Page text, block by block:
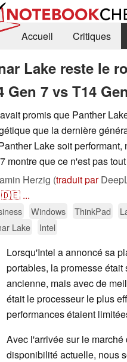
Accueil
Critiques
Lake reste le
Gen 7 vs T14
promis que Panther
que la dernière
Lake soit
montre que ce n'est pas
Herzig (traduit par
🇩🇪 ...
Windows ThinkPad
Lake
Intel
Lorsqu'Intel a annoncé sa
portables, la promesse
ancienne, mais avec de
était le processeur le plus
performances étaient
Avec l'arrivée sur le
disponibilité actuelle, nous